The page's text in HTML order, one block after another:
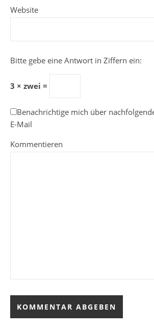
Website
Bitte gebe eine Antwort in Ziffern ein:
3 × zwei =
Benachrichtige mich über
E-Mail
Kommentieren